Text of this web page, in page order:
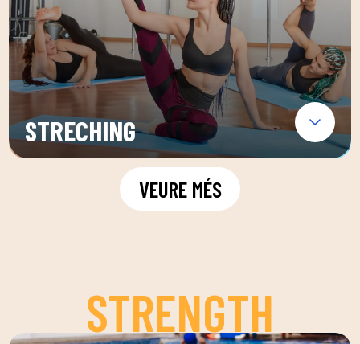
STRECHING
VEURE MÉS
STRENGTH